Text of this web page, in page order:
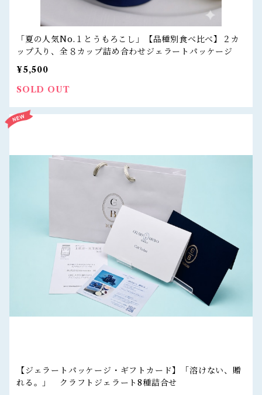
「夏の人気No.１とうもろこし」【品種別食べ比べ】２カ
ップ入り、全８カップ詰め合わせジェラートパッケージ
¥5,500
SOLD OUT
【ジェラートパッケージ・ギフトカード】「溶けない、贈
れる。」 クラフトジェラート8種詰合せ